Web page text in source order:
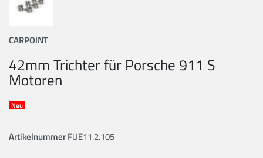
CARPOINT
42mm Trichter für Porsche 911 S
Motoren
Neu
ArtikelnummerFUE11.2.105